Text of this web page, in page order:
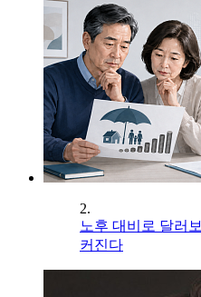
2.
노후 대비로 달러
커진다